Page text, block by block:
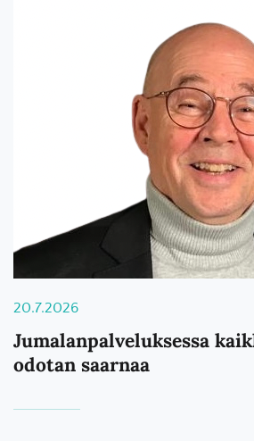
20.7.2026
Jumalanpalveluksessa
odotan saarnaa